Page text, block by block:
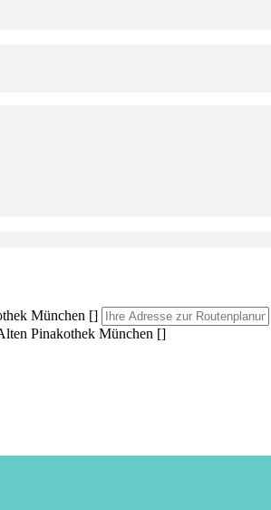
München []
Pinakothek München []